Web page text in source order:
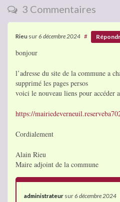
3 Commentaires
Rieu sur6 décembre 2024 #
bonjour
l’adresse du site de la commune a
supprimé les pages persos
voici le nouveau liens pour accéder
https://
Cordialement
Alain Rieu
Maire adjoint de la commune
administrateur sur6 décembre 2024